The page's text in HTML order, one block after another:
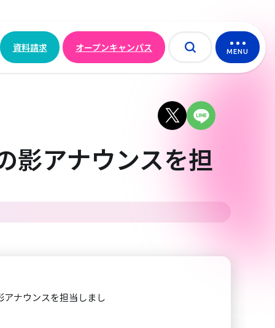
資料請求 オープンキャンパス MENU
影アナウンスを担
ナウンスを担当しまし